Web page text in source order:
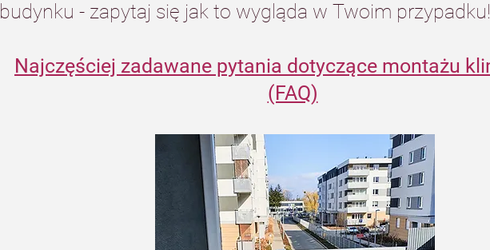
budynku - zapytaj się jak to wygląda w Twoim przypadku!
Najczęściej zadawane pytania dotyczące montażu
(FAQ)